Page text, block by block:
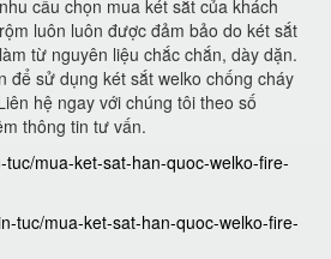
cầu chọn mua két sắt của khách
luôn luôn được đảm bảo do két sắt
từ nguyên liệu chắc chắn, dày dặn.
để sử dụng két sắt welko chống cháy
hệ ngay với chúng tôi theo số
thông tin tư vấn.
mua-ket-sat-han-quoc-welko-fire-
tuc/mua-ket-sat-han-quoc-welko-fire-